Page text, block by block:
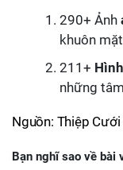
290+ Ảnh
khuôn mặt
211+
những
Nguồn: Thiệp
Bạn nghĩ sao về bài